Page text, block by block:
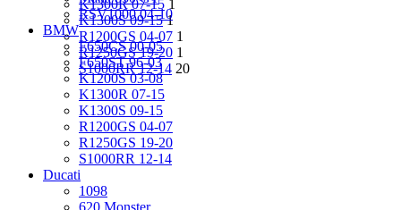
K1300R 07-15 1
K1300S 09-15 1
R1200GS 04-07 1
R1250GS 19-20 1
S1000RR 12-14 20
RSV1000 04-10
BMW
F650CS 00-05
F650ST 96-03
K1200S 03-08
K1300R 07-15
K1300S 09-15
R1200GS 04-07
R1250GS 19-20
S1000RR 12-14
Ducati
1098
620 Monster